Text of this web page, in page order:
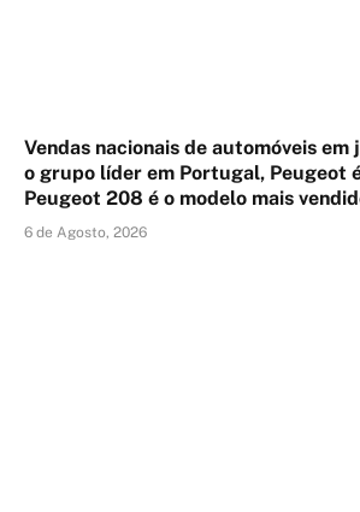
Vendas nacionais de automóveis
o grupo líder em Portugal, Peugeot é
Peugeot 208 é o modelo mais
6 de Agosto, 2026